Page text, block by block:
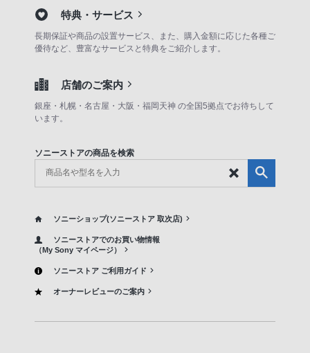
特典・サービス
長期保証や商品の設置サービス、また、購入金額に応じた各種ご
優待など、豊富なサービスと特典をご紹介します。
店舗のご案内
銀座・札幌・名古屋・大阪・福岡天神 の全国5拠点でお待ちして
います。
ソニーストアの商品を検索
ソニーショップ(ソニーストア 取次店)
ソニーストアでのお買い物情報
（My Sony マイページ）
ソニーストア ご利用ガイド
オーナーレビューのご案内